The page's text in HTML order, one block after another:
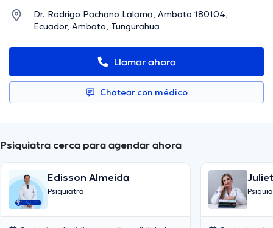
Dr. Rodrigo Pachano Lalama, Ambato 180104,
Ecuador, Ambato, Tungurahua
Llamar ahora
Chatear con médico
Psiquiatra cerca para agendar ahora
Edisson Almeida
Psiquiatra